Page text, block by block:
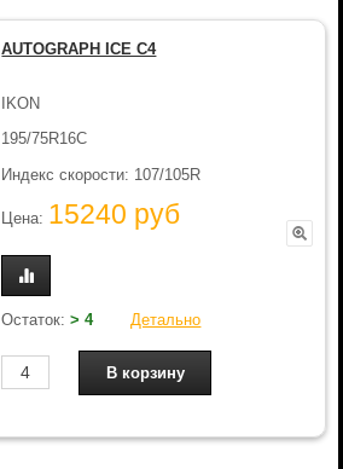
AUTOGRAPH ICE C4
IKON
195/75R16C
Индекс скорости: 107/105R
Цена: 15240 руб
Остаток:> 4 Детально